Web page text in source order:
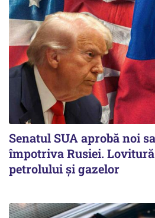
Senatul SUA aprobă noi
împotriva Rusiei.
petrolului și gazelor